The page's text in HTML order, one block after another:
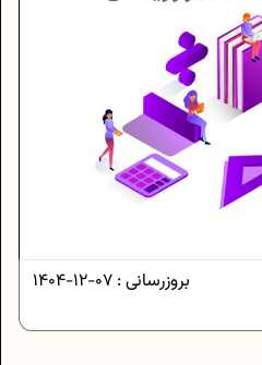
بروزرسانی : 07-12-1404